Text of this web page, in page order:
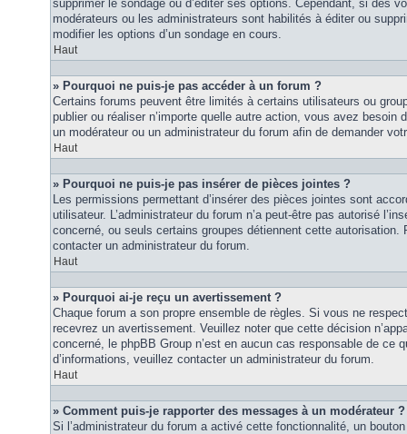
supprimer le sondage ou d’éditer ses options. Cependant, si des
modérateurs ou les administrateurs sont habilités à éditer ou
modifier les options d’un sondage en cours.
Haut
» Pourquoi ne puis-je pas accéder à un forum ?
Certains forums peuvent être limités à certains utilisateurs ou
publier ou réaliser n’importe quelle autre action, vous avez besoin
un modérateur ou un administrateur du forum afin de demander
Haut
» Pourquoi ne puis-je pas insérer de pièces jointes ?
Les permissions permettant d’insérer des pièces jointes sont
utilisateur. L’administrateur du forum n’a peut-être pas autorisé
concerné, ou seuls certains groupes détiennent cette autorisation.
contacter un administrateur du forum.
Haut
» Pourquoi ai-je reçu un avertissement ?
Chaque forum a son propre ensemble de règles. Si vous ne
recevrez un avertissement. Veuillez noter que cette décision
concerné, le phpBB Group n’est en aucun cas responsable de ce
d’informations, veuillez contacter un administrateur du forum.
Haut
» Comment puis-je rapporter des messages à un modérateur ?
Si l’administrateur du forum a activé cette fonctionnalité, un